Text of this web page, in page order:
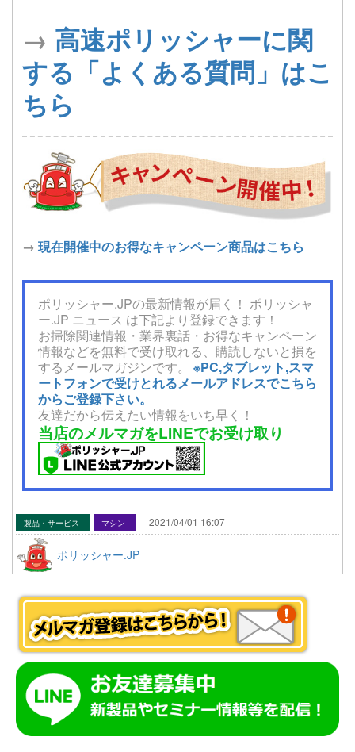
→ 高速ポリッシャーに関
する「よくある質問」はこ
ちら
→ 現在開催中のお得なキャンペーン商品はこちら
ポリッシャー.JPの最新情報が届く！ ポリッシャ
ー.JP ニュース は下記より登録できます！
お掃除関連情報・業界裏話・お得なキャンペーン
情報などを無料で受け取れる、購読しないと損を
するメールマガジンです。 ※PC,タブレット,スマ
ートフォンで受けとれるメールアドレスでこちら
からご登録下さい。
友達だから伝えたい情報をいち早く！
当店のメルマガをLINEでお受け取り
製品・サービス マシン 2021/04/01 16:07
ポリッシャー.JP